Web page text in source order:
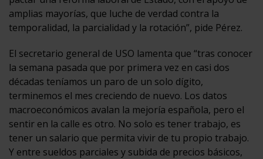
amplias mayorías, que luche de verdad contra la
temporalidad, la parcialidad y la rotación”, pide Pérez.
El secretario general de USO lamenta que “tras conocer
la semana pasada que por primera vez en casi dos
décadas teníamos un paro de un solo dígito,
terminemos el mes creciendo de nuevo. Los datos
macroeconómicos avalan la mejoría española, pero el
sentir en la calle es otro. No solo es tener trabajo, es
tener un salario que permita vivir de tu propio trabajo.
Y entre sueldos parciales y subida de precios básicos,